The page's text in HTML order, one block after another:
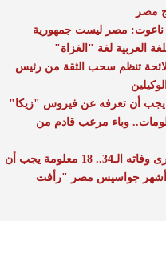
مصر ليست جمهورية
العربية لغة "الغزاة"
تنظم سحب الثقة من رئيس
أن تعرفه عن فيروس "زيكا"
وباء مرعب قادم من
في ذكرى وفاته الـ34.. 18 معلومة يجب أن
جواسيس مصر "رأفت